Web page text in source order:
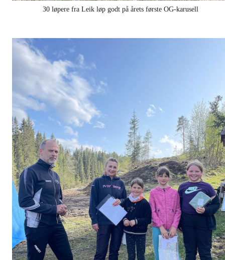
30 løpere fra Leik løp godt på årets første OG-karusell